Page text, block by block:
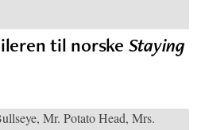
til norske Staying